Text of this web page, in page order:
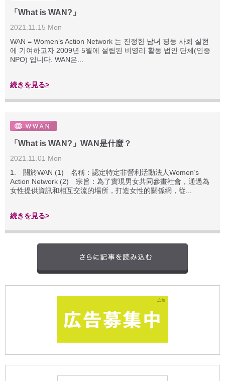
「What is WAN?」
2021.11.15 Mon
WAN = Women’s Action Network 는 진정한 남녀 평등 사회 실현
에 기여하고자 2009년 5월에 설립된 비영리 활동 법인 단체(인증
NPO) 입니다. WAN은...
続きを見る>
「What is WAN?」WAN是什麼？
2021.11.01 Mon
1. 關於WAN (1) 名稱：認定特定非營利活動法人Women’s
Action Network (2) 宗旨：為了實現男女共同參畫社會，通過為
女性提供資訊和相互交流的場所，打造女性的關係網，從...
続きを見る>